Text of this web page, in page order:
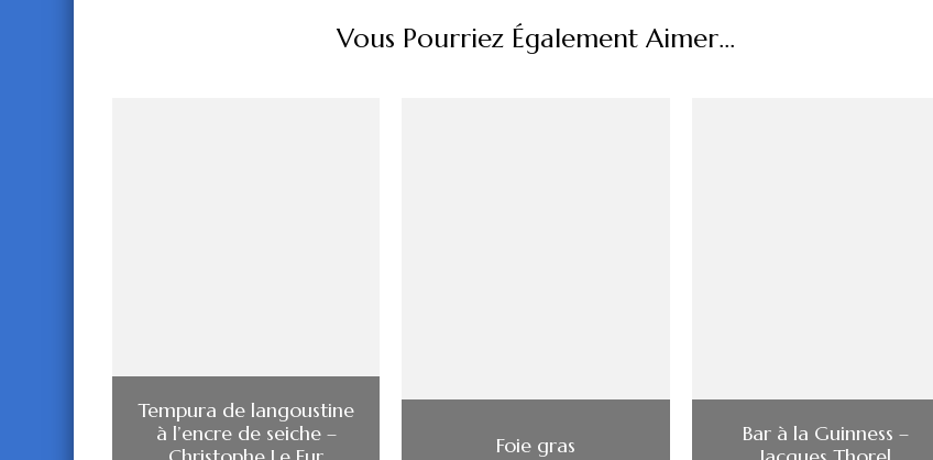
Vous Pourriez Également Aimer...
Tempura de langoustine
à l’encre de seiche –
Foie gras
Bar à la Guinness –